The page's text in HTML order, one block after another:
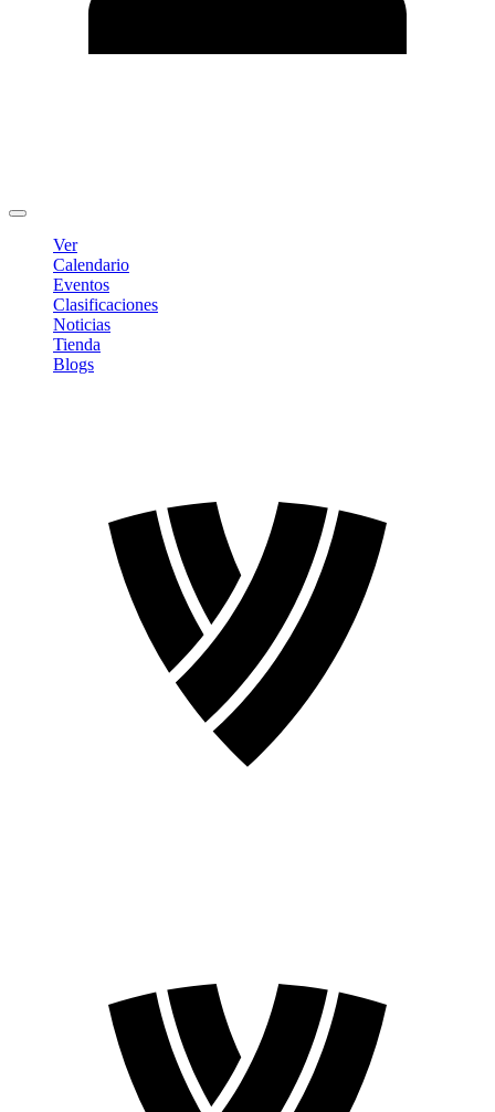
Ver
Calendario
Eventos
Clasificaciones
Noticias
Tienda
Blogs